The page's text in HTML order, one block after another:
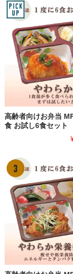
高齢者向けお弁当
食 お試し6食セット